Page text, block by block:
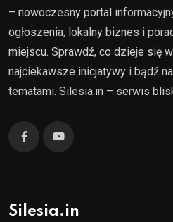
– nowoczesny portal
ogłoszenia, lokalny biznes i
miejscu. Sprawdź, co dzieje się
najciekawsze inicjatywy i bądź
tematami. Silesia.in – serwis
Silesia.in